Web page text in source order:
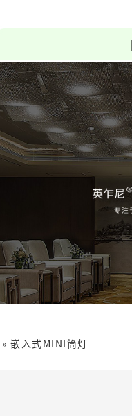
» 嵌入式MINI筒灯